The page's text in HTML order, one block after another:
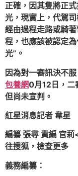
正確，因其隻將正
光，現實上，代駕
經由過程走路或騎
程，也應該被認定
光”。
因為對一審訊決不
包養網0月12日，二
但尚未宣判。
紅星消息記者 韋星
編纂 張尋 責編 官
往搜狐，檢查更多
義務編纂：